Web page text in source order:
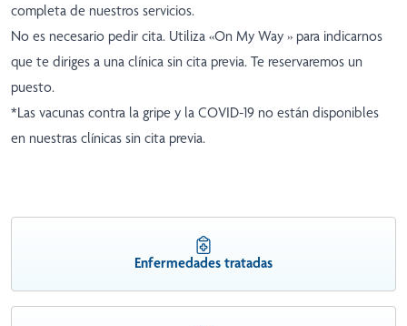
completa de nuestros servicios.
No es necesario pedir cita. Utiliza «On My Way » para indicarnos
que te diriges a una clínica sin cita previa. Te reservaremos un
puesto.
*Las vacunas contra la gripe y la COVID-19 no están disponibles
en nuestras clínicas sin cita previa.
Enfermedades tratadas